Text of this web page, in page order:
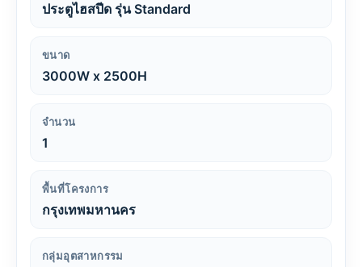
ประตูไฮสปีด รุ่น Standard
ขนาด
3000W x 2500H
จำนวน
1
พื้นที่โครงการ
กรุงเทพมหานคร
กลุ่มอุตสาหกรรม